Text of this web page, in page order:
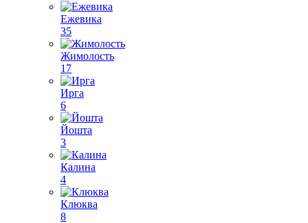
Ежевика
35
Жимолость
17
Ирга
6
Йошта
3
Калина
4
Клюква
8